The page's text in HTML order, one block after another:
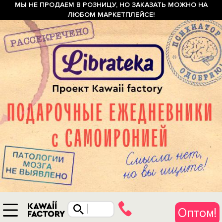
МЫ НЕ ПРОДАЕМ В РОЗНИЦУ, НО ЗАКАЗАТЬ МОЖНО НА
ЛЮБОМ МАРКЕТПЛЕЙСЕ!
Оптом!